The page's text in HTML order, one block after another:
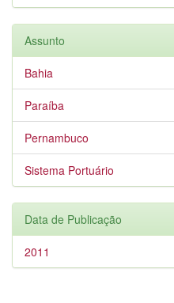
Assunto
Bahia
Paraíba
Pernambuco
Sistema Portuário
Data de Publicação
2011